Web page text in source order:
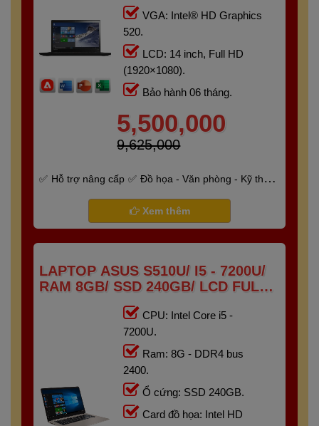
VGA: Intel® HD Graphics
520.
LCD: 14 inch, Full HD
(1920×1080).
Bảo hành 06 tháng.
5,500,000
9,625,000
Hỗ trợ nâng cấp
Đồ họa - Văn phòng - Kỹ thuật
Xem thêm
LAPTOP ASUS S510U/ I5 - 7200U/
RAM 8GB/ SSD 240GB/ LCD FULL
CPU: Intel Core i5 -
7200U.
Ram: 8G - DDR4 bus
2400.
Ổ cứng: SSD 240GB.
Card đồ họa: Intel HD